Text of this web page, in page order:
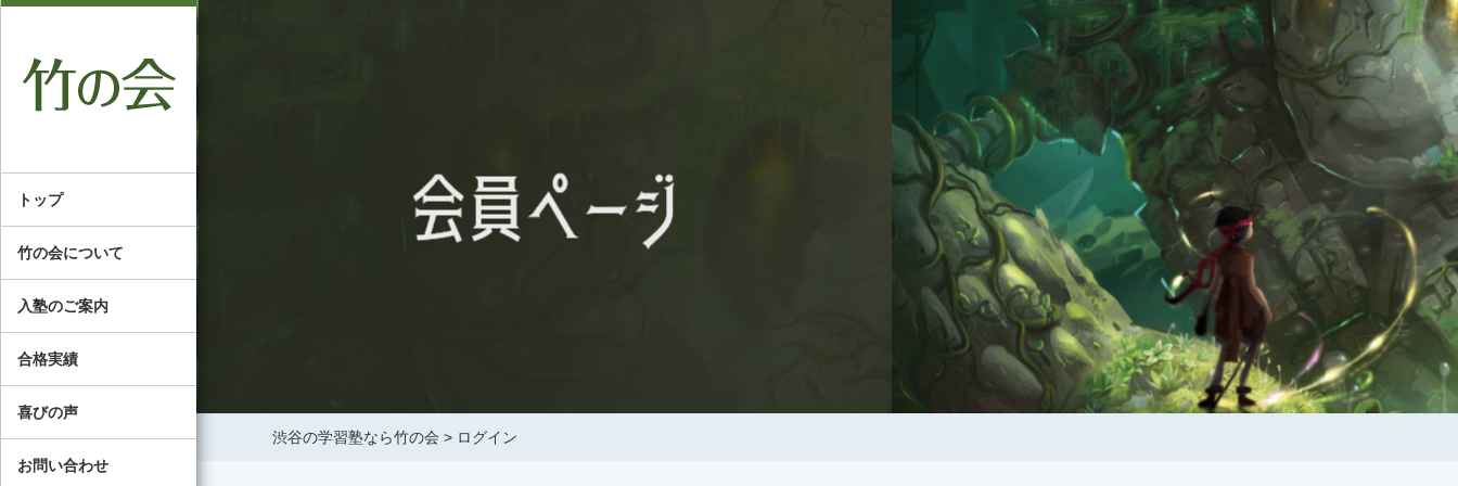
トップ
竹の会について
入塾のご案内
合格実績
喜びの声
お問い合わせ
渋谷の学習塾なら竹の会 > ログイン